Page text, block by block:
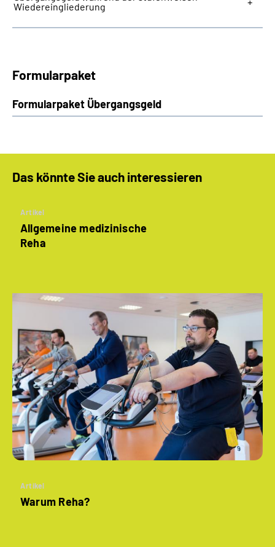
Wiedereingliederung
Formularpaket
Formularpaket Übergangsgeld
Das könnte Sie auch interessieren
Artikel
Allgemeine medizinische
Reha
Artikel
Warum Reha?